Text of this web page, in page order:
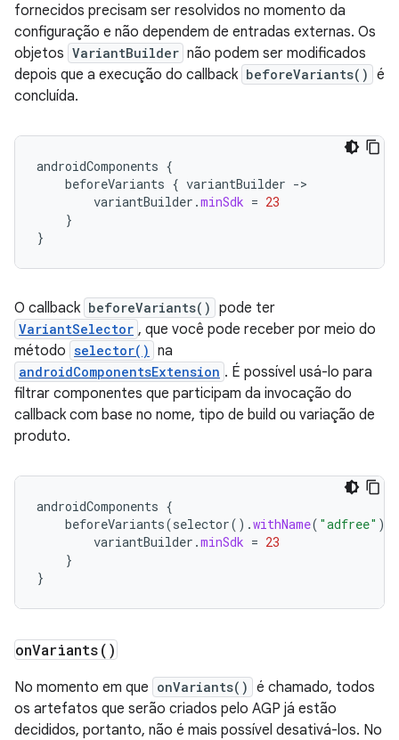
fornecidos precisam ser resolvidos no momento da
configuração e não dependem de entradas externas. Os
objetos VariantBuilder não podem ser modificados
depois que a execução do callback beforeVariants() é
concluída.
androidComponents {
beforeVariants { variantBuilder -
variantBuilder .minSdk = 23
}
}
O callback beforeVariants() pode ter
VariantSelector , que você pode receber por meio do
método selector() na
androidComponentsExtension . É possível usá-lo para
filtrar componentes que participam da invocação do
callback com base no nome, tipo de build ou variação de
produto.
androidComponents {
beforeVariants(selector().withName( "adfree" ))
variantBuilder .minSdk = 23
}
}
onVariants()
No momento em que onVariants() é chamado, todos
os artefatos que serão criados pelo AGP já estão
decididos, portanto, não é mais possível desativá-los. No